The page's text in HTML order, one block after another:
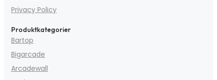
Privacy Policy
Produktkategorier
Bartop
Bigarcade
Arcadewall